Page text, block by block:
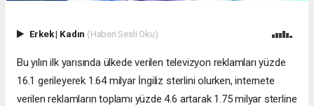
Erkek| Kadın (Haberi Sesli Oku)
Bu yılın ilk yarısında ülkede verilen televizyon reklamları yüzde
16.1 gerileyerek 1.64 milyar İngiliz sterlini olurken, internete
verilen reklamların toplamı yüzde 4.6 artarak 1.75 milyar sterline